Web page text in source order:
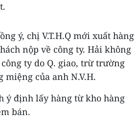
ý, chị V.T.H.Q mới xuất hàng
nộp về công ty. Hải không
ty do Q. giao, trừ trường
miệng của anh N.V.H.
ý định lấy hàng từ kho hàng
bán.